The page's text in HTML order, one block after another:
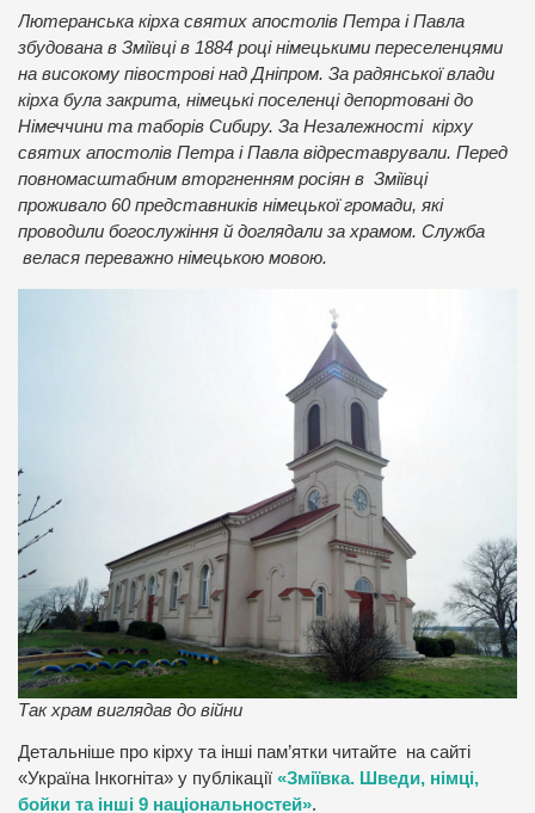
Лютеранська кірха святих апостолів Петра і Павла
збудована в Зміївці в 1884 році німецькими переселенцями
на високому півострові над Дніпром. За радянської влади
кірха була закрита, німецькі поселенці депортовані до
Німеччини та таборів Сибиру. За Незалежності кірху
святих апостолів Петра і Павла відреставрували. Перед
повномасштабним вторгненням росіян в Зміївці
проживало 60 представників німецької громади, які
проводили богослужіння й доглядали за храмом. Служба
велася переважно німецькою мовою.
Так храм виглядав до війни
Детальніше про кірху та інші пам’ятки читайте на сайті
«Україна Інкогніта» у публікації «Зміївка. Шведи, німці,
бойки та інші 9 національностей».